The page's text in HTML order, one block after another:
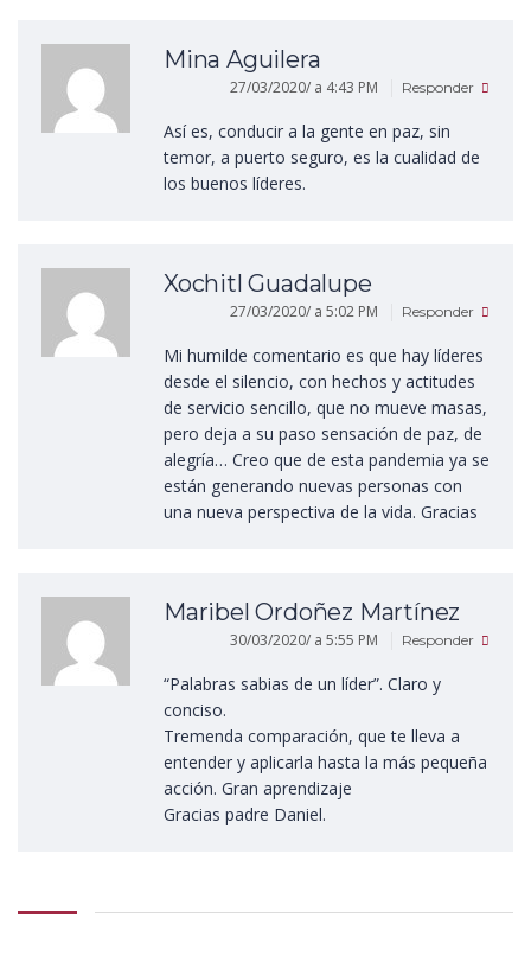
Mina Aguilera
27/03/2020/ a 4:43 PM Responder
Así es, conducir a la gente en paz, sin
temor, a puerto seguro, es la cualidad de
los buenos líderes.
Xochitl Guadalupe
27/03/2020/ a 5:02 PM Responder
Mi humilde comentario es que hay líderes
desde el silencio, con hechos y actitudes
de servicio sencillo, que no mueve masas,
pero deja a su paso sensación de paz, de
alegría… Creo que de esta pandemia ya se
están generando nuevas personas con
una nueva perspectiva de la vida. Gracias
Maribel Ordoñez Martínez
30/03/2020/ a 5:55 PM Responder
“Palabras sabias de un líder”. Claro y
conciso.
Tremenda comparación, que te lleva a
entender y aplicarla hasta la más pequeña
acción. Gran aprendizaje
Gracias padre Daniel.